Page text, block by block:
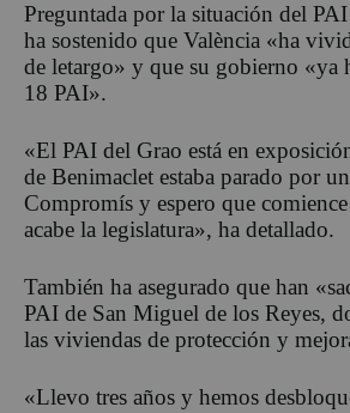
Preguntada por la situación del
ha sostenido que València «ha
de letargo» y que su gobierno «ya
18 PAI».
«El PAI del Grao está en
de Benimaclet estaba parado por
Compromís y espero que
acabe la legislatura», ha detallado.
También ha asegurado que han
PAI de San Miguel de los Reyes,
las viviendas de protección y
«Llevo tres años y hemos